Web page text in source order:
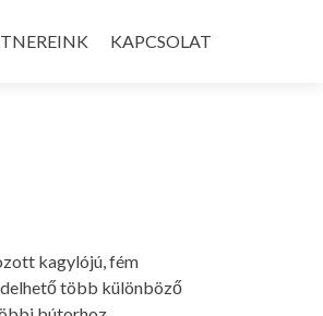
KAPCSOLAT
kagylójú, fém
több különböző